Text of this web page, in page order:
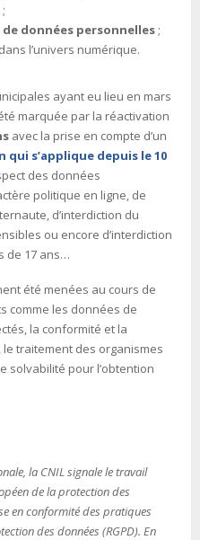
;
données personnelles ;
l’univers numérique.
ayant eu lieu en mars
marquée par la réactivation
avec la prise en compte d’un
s’applique depuis le 10
des données
politique en ligne, de
d’interdiction du
ou encore d’interdiction
de 17 ans…
été menées au cours de
comme les données de
la conformité et la
traitement des organismes
solvabilité pour l’obtention
la CNIL signale le travail
de la protection des
en conformité des pratiques
des données (RGPD). En